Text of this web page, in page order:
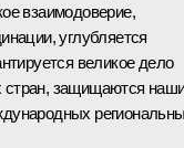
взаимодоверие,
углубляется
великое дело
стран, защищаются